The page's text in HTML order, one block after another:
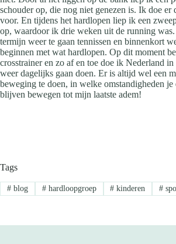
schouder op, die nog niet genezen is. Ik doe er
voor. En tijdens het hardlopen liep ik een
op, waardoor ik drie weken uit de running
termijn weer te gaan tennissen en binnenkort
beginnen met wat hardlopen. Op dit moment
crosstrainer en zo af en toe doe ik Nederland
weer dagelijks gaan doen. Er is altijd wel een
beweging te doen, in welke omstandigheden
blijven bewegen tot mijn laatste adem!
Tags
#blog #hardloopgroep # kinderen #